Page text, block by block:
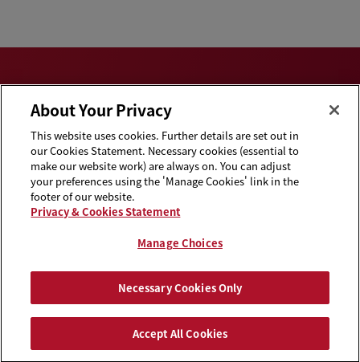
Disclaimers
Privacy & Cookies
Statement
Cookie Preferences
Handbooks
Supplier Code of
Media Contacts Blogs
Attorney Advertising | © 2026 Baker McKenzie
About Your Privacy
This website uses cookies. Further details are set out in
our Cookies Statement. Necessary cookies (essential to
make our website work) are always on. You can adjust
your preferences using the 'Manage Cookies' link in the
footer of our website.
Privacy & Cookies Statement
Manage Choices
Necessary Cookies Only
Accept All Cookies